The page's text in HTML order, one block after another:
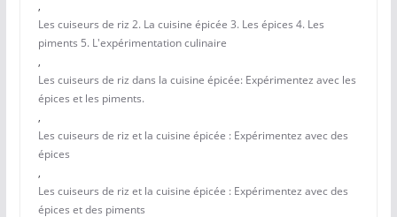
,
Les cuiseurs de riz 2. La cuisine épicée 3. Les épices 4. Les
piments 5. L'expérimentation culinaire
,
Les cuiseurs de riz dans la cuisine épicée: Expérimentez avec les
épices et les piments.
,
Les cuiseurs de riz et la cuisine épicée : Expérimentez avec des
épices
,
Les cuiseurs de riz et la cuisine épicée : Expérimentez avec des
épices et des piments